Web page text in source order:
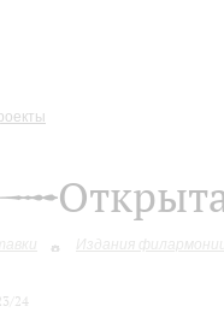
Издания
24